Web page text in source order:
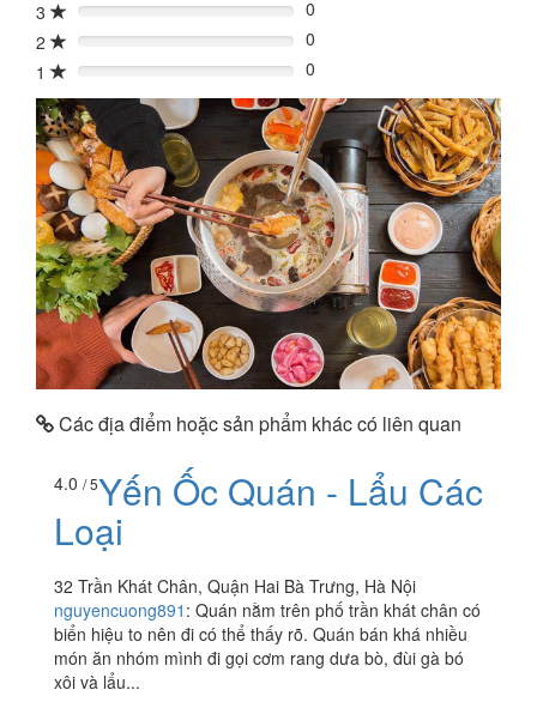
3 0%
0
2
0%
0
1
0% 0
Các địa điểm hoặc sản phẩm khác có liên quan
4.0 / 5Yến Ốc Quán - Lẩu Các
Loại
32 Trần Khát Chân, Quận Hai Bà Trưng, Hà Nội
nguyencuong891 : Quán nằm trên phố trần khát chân có
biển hiệu to nên đi có thể thấy rõ. Quán bán khá nhiều
món ăn nhóm mình đi gọi cơm rang dưa bò, đùi gà bó
xôi và lẩu...